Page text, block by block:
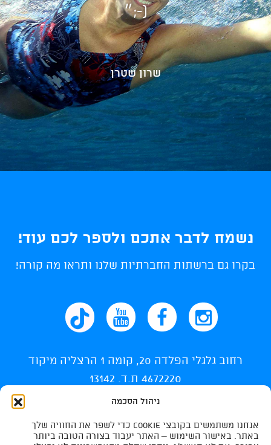
ניהול הסכמה
אנחנו משתמשים בקובצי Cookie כדי לשפר את החוויה שלך
באתר. באישור השימוש – האתר יעבוד בצורה הטובה ביותר
(-;״
שרון שטרן
נשמח לדבר אתכם ולספר לכם עוד!
בקרו גם ברשתות החברתיות שלנו ותראו מה קורה!
רחוב גלגלי הפלדה 20, קומה 1 הרצליה מיקוד
4672220 ת.ד. 13142
info@ti-swim.co.il
035400710